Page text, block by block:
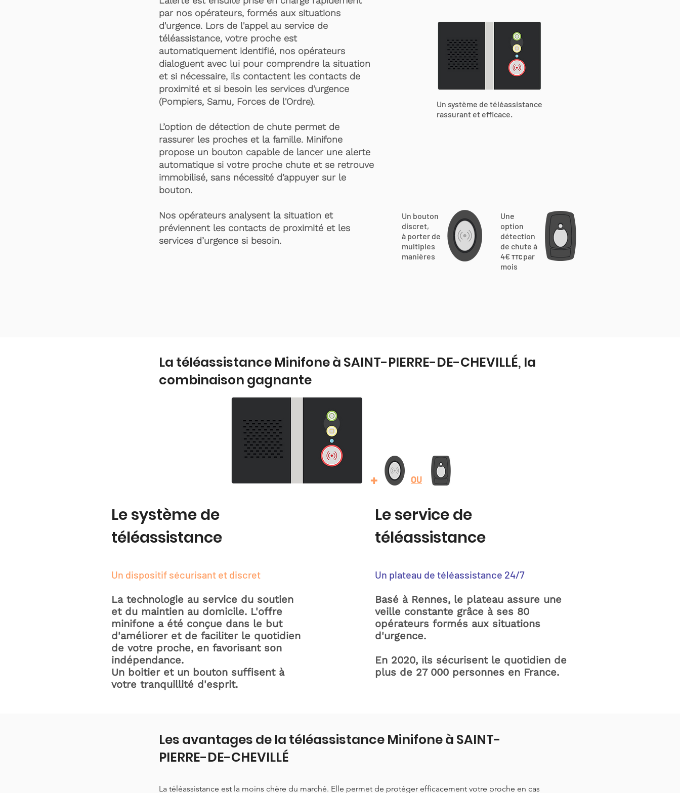
par nos opérateurs, formés aux situations
d'urgence. Lors de l'appel au service de
téléassistance, votre proche est
automatiquement identifié, nos opérateurs
dialoguent avec lui pour comprendre la situation
et si nécessaire, ils contactent les contacts de
proximité et si besoin les services d'urgence
(Pompiers, Samu, Forces de l'Ordre).
L’option de détection de chute permet de
rassurer les proches et la famille. Minifone
propose un bouton capable de lancer une alerte
automatique si votre proche chute et se retrouve
immobilisé, sans nécessité d’appuyer sur le
bouton.
Nos opérateurs analysent la situation et
préviennent les contacts de proximité et les
services d’urgence si besoin.
Un système de téléassistance
rassurant et efficace.
Un bouton
discret,
à porter de
multiples
manières
Une
option
détection
de chute à
4€ TTC par
mois
La téléassistance Minifone à SAINT-PIERRE-DE-CHEVILLÉ, la
combinaison gagnante
Le système de
téléassistance
Un dispositif sécurisant et discret
La technologie au service du soutien
et du maintien au domicile. L'offre
minifone a été conçue dans le but
d'améliorer et de faciliter le quotidien
de votre proche, en favorisant son
indépendance.
Un boitier et un bouton suffisent à
votre tranquillité d'esprit.
+ OU
Le service de
téléassistance
Un plateau de téléassistance 24/7
Basé à Rennes, le plateau assure une
veille constante grâce à ses 80
opérateurs formés aux situations
d'urgence.
En 2020, ils sécurisent le quotidien de
plus de 27 000 personnes en France.
Les avantages de la téléassistance Minifone à SAINT-
PIERRE-DE-CHEVILLÉ
La téléassistance est la moins chère du marché. Elle permet de protéger efficacement votre proche en cas